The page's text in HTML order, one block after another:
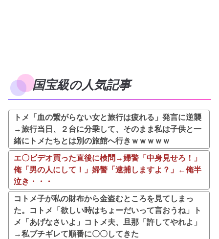
国宝級の人気記事
トメ「血の繋がらない女と旅行は疲れる」発言に逆襲
→旅行当日、２台に分乗して、そのまま私は子供と一
緒にトメたちとは別の旅館へ行きｗｗｗｗｗ
エ〇ビデオ買った直後に検問→婦警「中身見せろ！」
俺「男の人にして！」婦警「逮捕しますよ？」←俺半
泣き・・・
コトメ子が私の財布から金盗むところを見てしまっ
た。コトメ「欲しい時はちょーだいって言おうね」ト
メ「あげなさいよ」コトメ夫、旦那「許してやれよ」
→私ブチギレて順番に〇〇してきた